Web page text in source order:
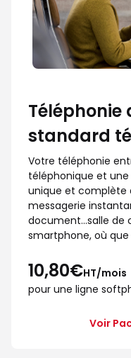
Téléphonie
standard
Votre téléphonie
téléphonique et
unique et complète
messagerie
document...salle de
smartphone, où que
10,80€HT/mois
pour une ligne
Voir